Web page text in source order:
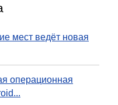
мест ведёт новая
операционная